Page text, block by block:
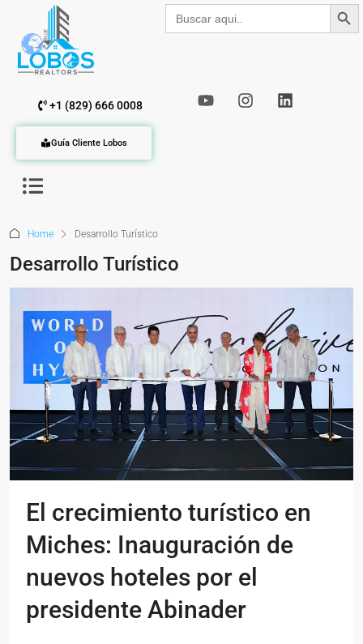
Buscar: Botón de
+1 (829) 666 0008
Guía Cliente Lobos
Home Desarrollo Turístico
Desarrollo Turístico
El crecimiento turístico en
Miches: Inauguración de
nuevos hoteles por el
presidente Abinader